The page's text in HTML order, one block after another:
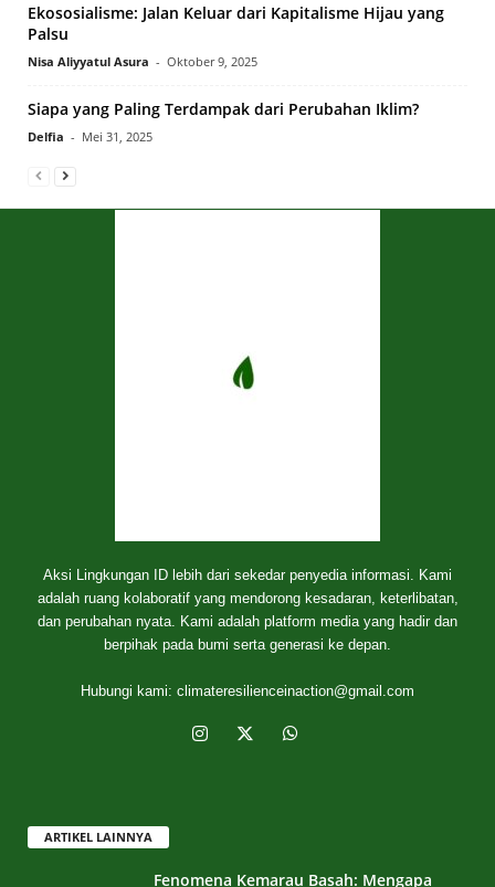
Ekososialisme: Jalan Keluar dari Kapitalisme Hijau yang
Palsu
Nisa Aliyyatul Asura - Oktober 9, 2025
Siapa yang Paling Terdampak dari Perubahan Iklim?
Delfia - Mei 31, 2025
Aksi Lingkungan ID lebih dari sekedar penyedia informasi. Kami
adalah ruang kolaboratif yang mendorong kesadaran, keterlibatan,
dan perubahan nyata. Kami adalah platform media yang hadir dan
berpihak pada bumi serta generasi ke depan.
Hubungi kami: climateresilienceinaction@gmail.com
ARTIKEL LAINNYA
Fenomena Kemarau Basah: Mengapa